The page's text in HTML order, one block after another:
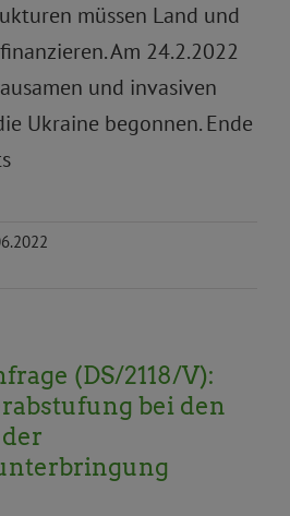
müssen Land und
Am 24.2.2022
und invasiven
Ukraine begonnen. Ende
(DS/2118/V):
bei den